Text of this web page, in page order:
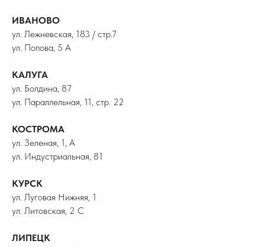
ИВАНОВО
ул. Лежневская, 183 / стр.7
ул. Попова, 5 А
КАЛУГА
ул. Болдина, 87
ул. Параллельная, 11, стр. 22
КОСТРОМА
ул. Зеленая, 1, А
ул. Индустриальная, 81
КУРСК
ул. Луговая Нижняя, 1
ул. Литовская, 2 С
ЛИПЕЦК